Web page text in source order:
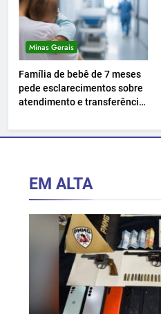
Minas Gerais
Família de bebê de 7 meses
pede esclarecimentos sobre
atendimento e transferência
EM ALTA